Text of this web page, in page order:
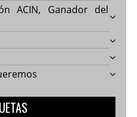
ACIN, Ganador del